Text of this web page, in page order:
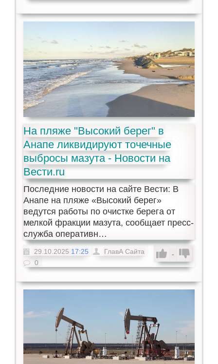
На пляже "Высокий берег" в
Анапе ликвидируют точечные
выбросы мазута - Новости на
Вести.ru
Последние новости на сайте Вести: В
Анапе на пляже «Высокий берег»
ведутся работы по очистке берега от
мелкой фракции мазута, сообщает пресс-
служба оперативн…
-
29.10.2025 17:25
ГлавА Сайта
0